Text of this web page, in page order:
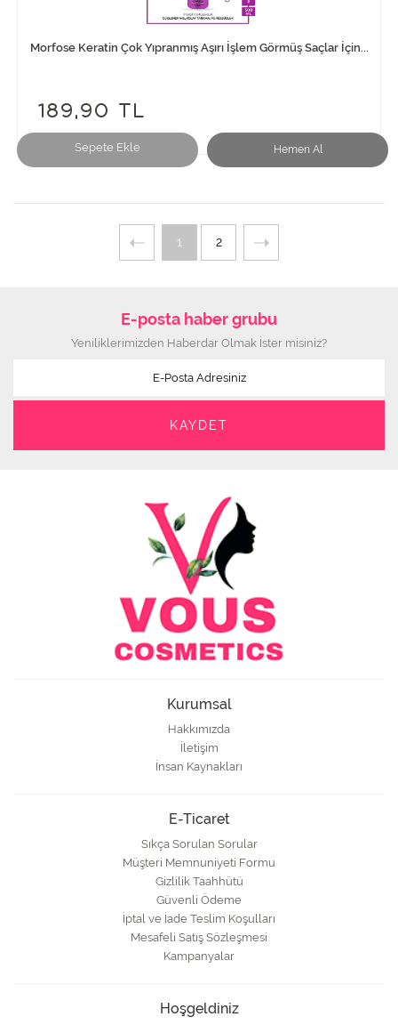
Sepete Ekle Hemen Al
Morfose Keratin Çok Yıpranmış Aşırı İşlem Görmüş Saçlar İçin...
189,90 TL
1 2
E-posta haber grubu
Yeniliklerimizden Haberdar Olmak İster misiniz?
Kurumsal
Hakkımızda
İletişim
İnsan Kaynakları
E-Ticaret
Sıkça Sorulan Sorular
Müşteri Memnuniyeti Formu
Gizlilik Taahhütü
Güvenli Ödeme
İptal ve İade Teslim Koşulları
Mesafeli Satış Sözleşmesi
Kampanyalar
Hoşgeldiniz